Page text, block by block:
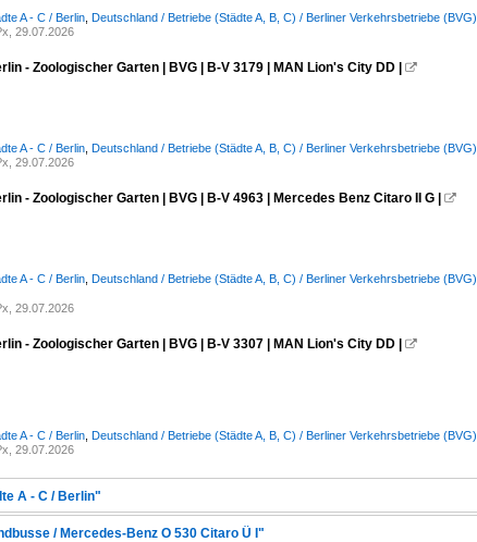
A - C / Berlin Deutschland / Betriebe (Städte A, B, C) / Berliner Verkehrsbetriebe (BVG)
29.07.2026
- Zoologischer Garten | BVG | B-V 3179 | MAN Lion's City DD | 
A - C / Berlin Deutschland / Betriebe (Städte A, B, C) / Berliner Verkehrsbetriebe (BVG)
29.07.2026
- Zoologischer Garten | BVG | B-V 4963 | Mercedes Benz Citaro II G | 
A - C / Berlin Deutschland / Betriebe (Städte A, B, C) / Berliner Verkehrsbetriebe (BVG)
29.07.2026
- Zoologischer Garten | BVG | B-V 3307 | MAN Lion's City DD | 
A - C / Berlin Deutschland / Betriebe (Städte A, B, C) / Berliner Verkehrsbetriebe (BVG)
29.07.2026
A - C / Berlin"
/ Mercedes-Benz O 530 Citaro Ü I"